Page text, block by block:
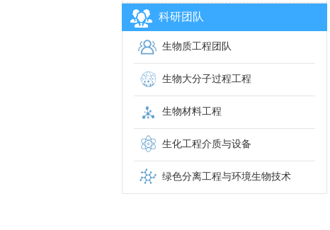
科研团队
生物质工程团队
生物大分子过程工程
生物材料工程
生化工程介质与设备
绿色分离工程与环境生物技术